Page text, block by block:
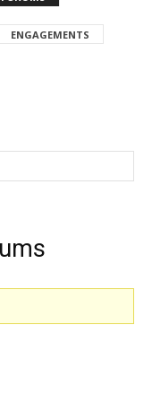
ENGAGEMENTS